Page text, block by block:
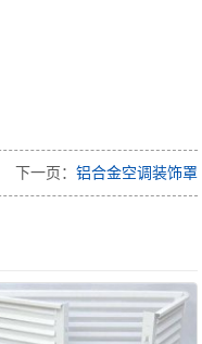
下一页： 铝合金空调装饰罩